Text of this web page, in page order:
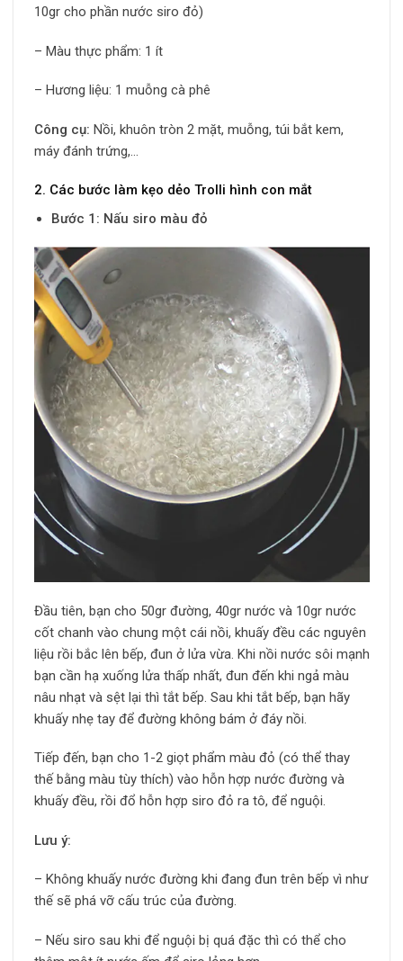
10gr cho phần nước siro đỏ)
– Màu thực phẩm: 1 ít
– Hương liệu: 1 muỗng cà phê
Công cụ: Nồi, khuôn tròn 2 mặt, muỗng, túi bắt kem,
máy đánh trứng,…
2. Các bước làm kẹo dẻo Trolli hình con mắt
Bước 1: Nấu siro màu đỏ
Đầu tiên, bạn cho 50gr đường, 40gr nước và 10gr nước
cốt chanh vào chung một cái nồi, khuấy đều các nguyên
liệu rồi bắc lên bếp, đun ở lửa vừa. Khi nồi nước sôi mạnh
bạn cần hạ xuống lửa thấp nhất, đun đến khi ngả màu
nâu nhạt và sệt lại thì tắt bếp. Sau khi tắt bếp, bạn hãy
khuấy nhẹ tay để đường không bám ở đáy nồi.
Tiếp đến, bạn cho 1-2 giọt phẩm màu đỏ (có thể thay
thế bằng màu tùy thích) vào hỗn hợp nước đường và
khuấy đều, rồi đổ hỗn hợp siro đỏ ra tô, để nguội.
Lưu ý:
– Không khuấy nước đường khi đang đun trên bếp vì như
thế sẽ phá vỡ cấu trúc của đường.
– Nếu siro sau khi để nguội bị quá đặc thì có thể cho